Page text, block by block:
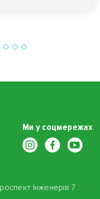
Ми у соцмережах
Інженерів 7